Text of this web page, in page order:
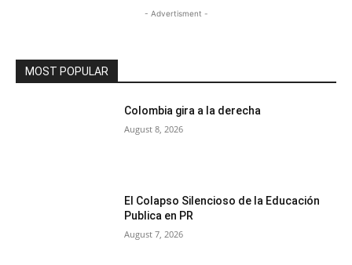
- Advertisment -
MOST POPULAR
Colombia gira a la derecha
August 8, 2026
El Colapso Silencioso de la Educación
Publica en PR
August 7, 2026